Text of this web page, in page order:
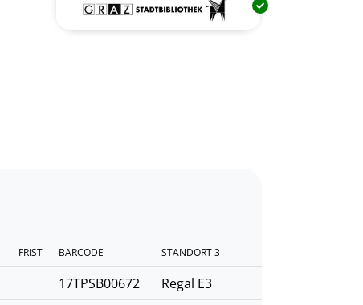
FRIST BARCODE STANDORT 3
17TPSB00672 Regal E3